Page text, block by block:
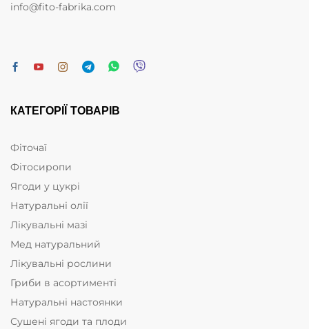
info@fito-fabrika.com
КАТЕГОРІЇ ТОВАРІВ
Фіточаї
Фітосиропи
Ягоди у цукрі
Натуральні олії
Лікувальні мазі
Мед натуральний
Лікувальні рослини
Гриби в асортименті
Натуральні настоянки
Сушені ягоди та плоди